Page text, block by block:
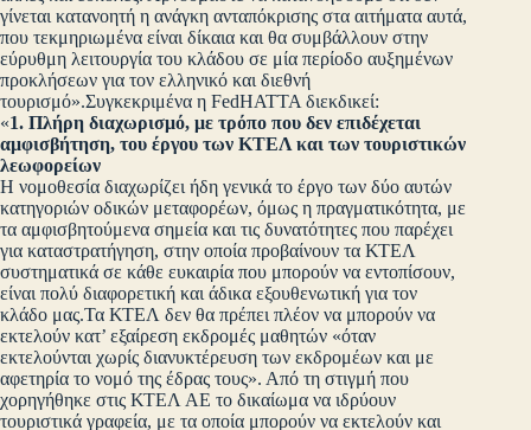
γίνεται κατανοητή η ανάγκη ανταπόκρισης στα αιτήματα αυτά,
που τεκμηριωμένα είναι δίκαια και θα συμβάλλουν στην
εύρυθμη λειτουργία του κλάδου σε μία περίοδο αυξημένων
προκλήσεων για τον ελληνικό και διεθνή
τουρισμό».Συγκεκριμένα η FedHATTA διεκδικεί:
«1. Πλήρη διαχωρισμό, με τρόπο που δεν επιδέχεται
αμφισβήτηση, του έργου των ΚΤΕΛ και των τουριστικών
λεωφορείων
Η νομοθεσία διαχωρίζει ήδη γενικά το έργο των δύο αυτών
κατηγοριών οδικών μεταφορέων, όμως η πραγματικότητα, με
τα αμφισβητούμενα σημεία και τις δυνατότητες που παρέχει
για καταστρατήγηση, στην οποία προβαίνουν τα ΚΤΕΛ
συστηματικά σε κάθε ευκαιρία που μπορούν να εντοπίσουν,
είναι πολύ διαφορετική και άδικα εξουθενωτική για τον
κλάδο μας.Τα ΚΤΕΛ δεν θα πρέπει πλέον να μπορούν να
εκτελούν κατ’ εξαίρεση εκδρομές μαθητών «όταν
εκτελούνται χωρίς διανυκτέρευση των εκδρομέων και με
αφετηρία το νομό της έδρας τους». Από τη στιγμή που
χορηγήθηκε στις ΚΤΕΛ ΑΕ το δικαίωμα να ιδρύουν
τουριστικά γραφεία, με τα οποία μπορούν να εκτελούν και